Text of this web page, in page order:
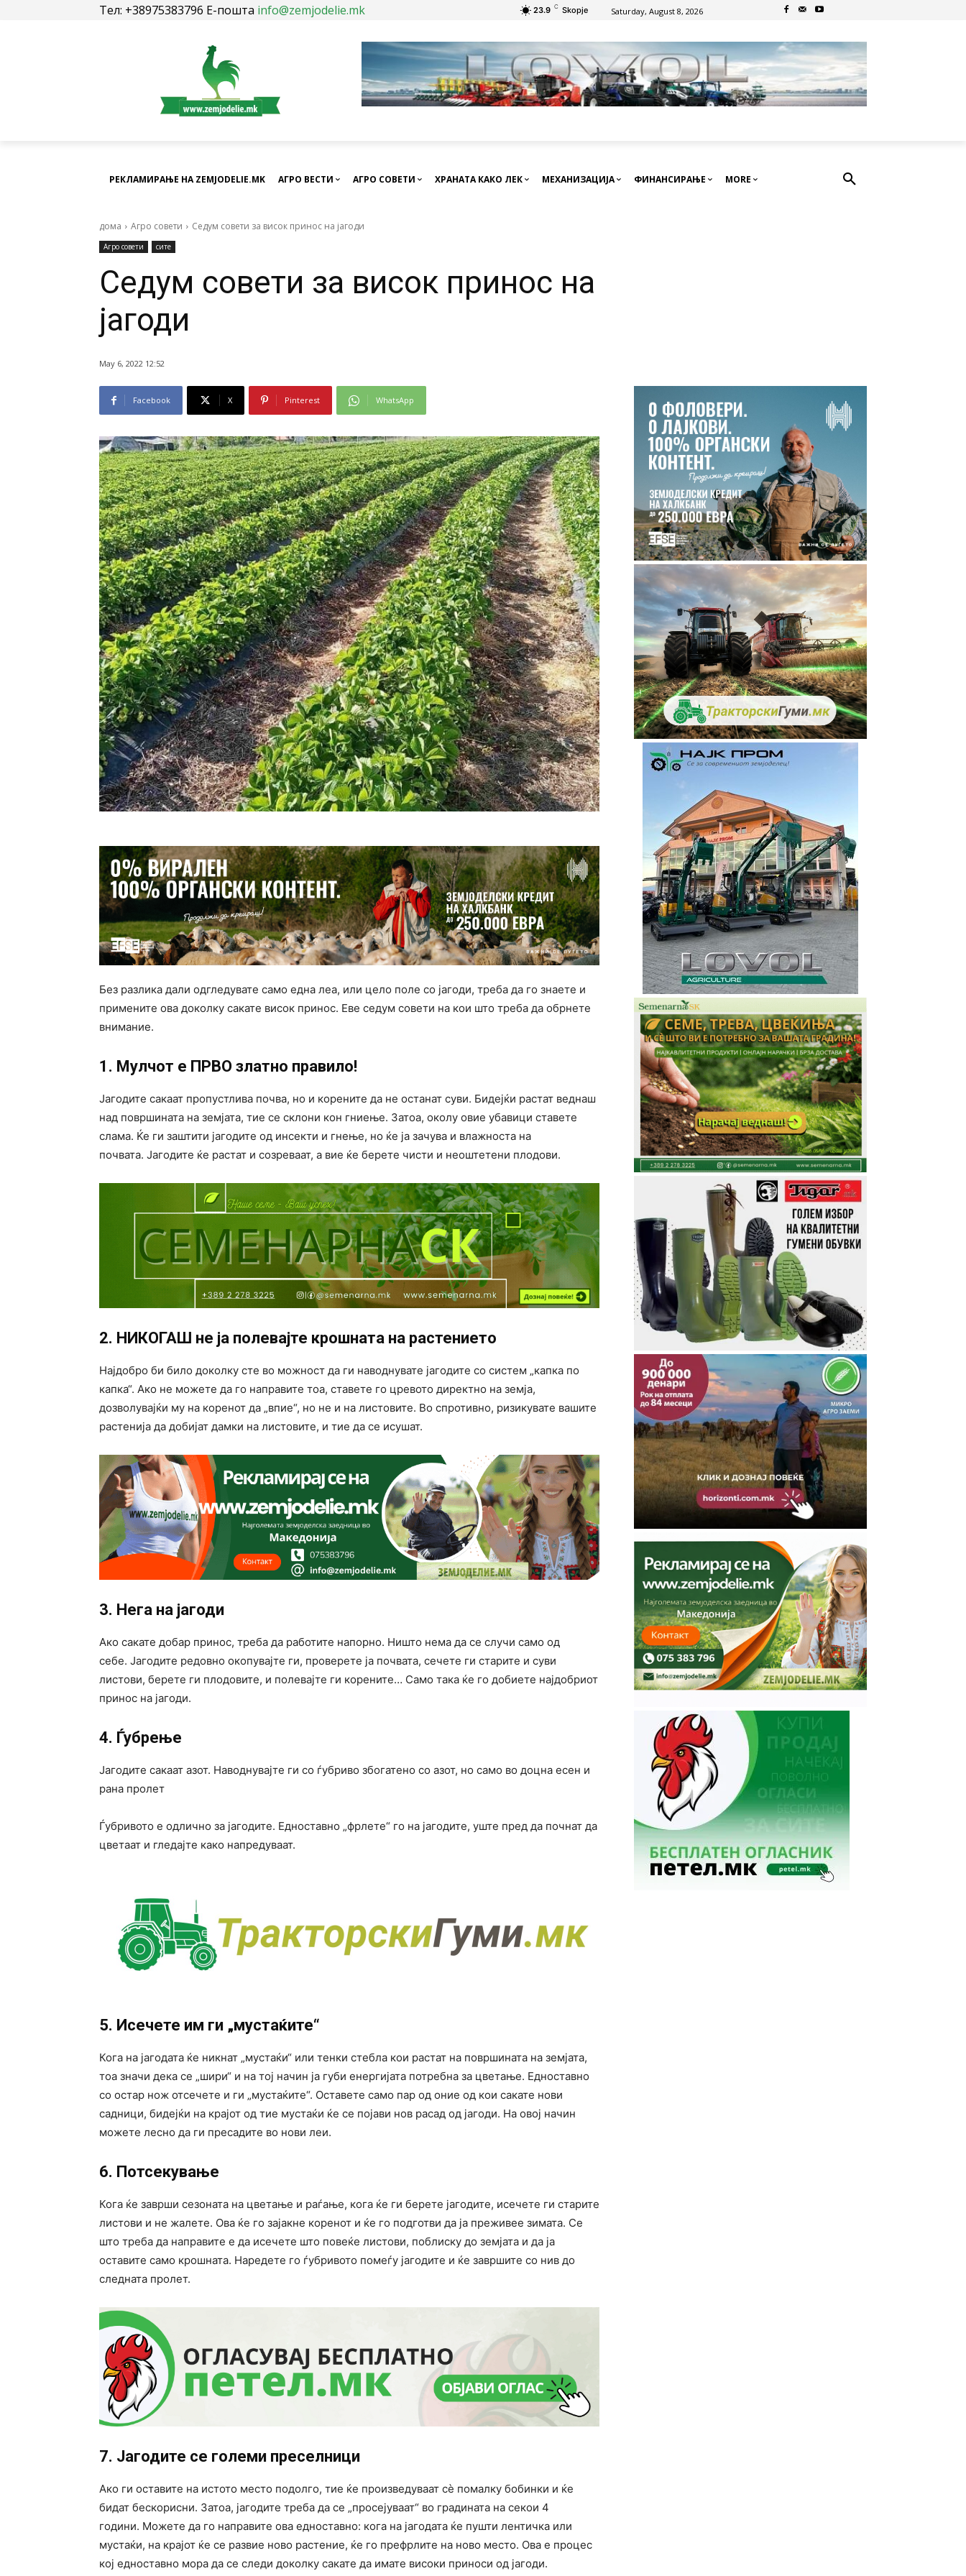
Тел: +38975383796 Е-пошта info@zemjodelie.mk 23.9 C Skopje Saturday, August 8, 2026
РЕКЛАМИРАЊЕ НА ZEMJODELIE.MK АГРО ВЕСТИ АГРО СОВЕТИ ХРАНАТА КАКО ЛЕК МЕХАНИЗАЦИЈА ФИНАНСИРАЊЕ MORE
дома Агро совети Седум совети за висок принос на јагоди
Агро совети сите
Седум совети за висок принос на
јагоди
May 6, 2022 12:52
Facebook X Pinterest WhatsApp
Без разлика дали одгледувате само една леа, или цело поле со јагоди, треба да го знаете и
примените ова доколку сакате висок принос. Еве седум совети на кои што треба да обрнете
внимание.
1. Мулчот е ПРВО златно правило!
Јагодите сакаат пропустлива почва, но и корените да не останат суви. Бидејќи растат веднаш
над површината на земјата, тие се склони кон гниење. Затоа, околу овие убавици ставете
слама. Ќе ги заштити јагодите од инсекти и гнење, но ќе ја зачува и влажноста на
почвата. Јагодите ќе растат и созреваат, а вие ќе берете чисти и неоштетени плодови.
2. НИКОГАШ не ја полевајте крошната на растението
Најдобро би било доколку сте во можност да ги наводнувате јагодите со систем „капка по
капка“. Ако не можете да го направите тоа, ставете го цревото директно на земја,
дозволувајќи му на коренот да „впие“, но не и на листовите. Во спротивно, ризикувате вашите
растенија да добијат дамки на листовите, и тие да се исушат.
3. Нега на јагоди
Ако сакате добар принос, треба да работите напорно. Ништо нема да се случи само од
себе. Јагодите редовно окопувајте ги, проверете ја почвата, сечете ги старите и суви
листови, берете ги плодовите, и полевајте ги корените… Само така ќе го добиете најдобриот
принос на јагоди.
4. Ѓубрење
Јагодите сакаат азот. Наводнувајте ги со ѓубриво збогатено со азот, но само во доцна есен и
рана пролет
Ѓубривото е одлично за јагодите. Едноставно „фрлете“ го на јагодите, уште пред да почнат да
цветаат и гледајте како напредуваат.
5. Исечете им ги „мустаќите“
Кога на јагодата ќе никнат „мустаќи“ или тенки стебла кои растат на површината на земјата,
тоа значи дека се „шири“ и на тој начин ја губи енергијата потребна за цветање. Едноставно
со остар нож отсечете и ги „мустаќите“. Оставете само пар од оние од кои сакате нови
садници, бидејќи на крајот од тие мустаќи ќе се појави нов расад од јагоди. На овој начин
можете лесно да ги пресадите во нови леи.
6. Потсекување
Кога ќе заврши сезоната на цветање и раѓање, кога ќе ги берете јагодите, исечете ги старите
листови и не жалете. Ова ќе го зајакне коренот и ќе го подготви да ја преживее зимата. Се
што треба да направите е да исечете што повеќе листови, поблиску до земјата и да ја
оставите само крошната. Наредете го ѓубривото помеѓу јагодите и ќе завршите со нив до
следната пролет.
7. Јагодите се големи преселници
Ако ги оставите на истото место подолго, тие ќе произведуваат сè помалку бобинки и ќе
бидат бескорисни. Затоа, јагодите треба да се „просејуваат“ во градината на секои 4
години. Можете да го направите ова едноставно: кога на јагодата ќе пушти лентичка или
мустаќи, на крајот ќе се развие ново растение, ќе го префрлите на ново место. Ова е процес
кој едноставно мора да се следи доколку сакате да имате високи приноси од јагоди.